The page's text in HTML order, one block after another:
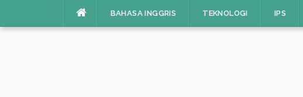
BAHASA INGGRIS TEKNOLOGI IPS